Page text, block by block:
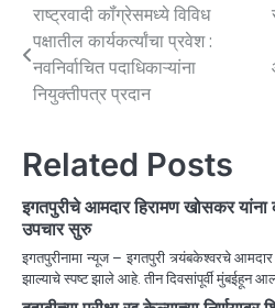
राष्ट्रवादी कॉंग्रेसमध्ये विविध
पक्षातील कार्यकर्त्यांचा प्रवेश :
नवनिर्वाचित पदाधिकाऱ्यांना
नियुक्तीपत्र प्रदान
Related Posts
इगतपुरीचे आमदार हिरामण खोसकर यांना
उपचार सुरु
इगतपुरीनामा न्यूज – इगतपुरी त्र्यंबकेश्वरचे
झाल्याचे स्पष्ट झाले आहे. तीन दिवसांपूर्वी मुंबईहून